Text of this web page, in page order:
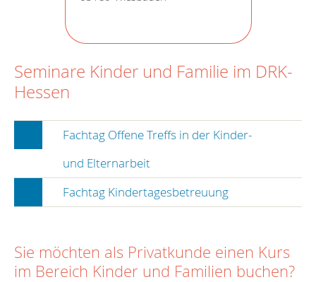
Seminare Kinder und Familie im DRK-
Hessen
Fachtag Offene Treffs in der Kinder-
und Elternarbeit
Fachtag Kindertagesbetreuung
Sie möchten als Privatkunde einen Kurs
im Bereich Kinder und Familien buchen?